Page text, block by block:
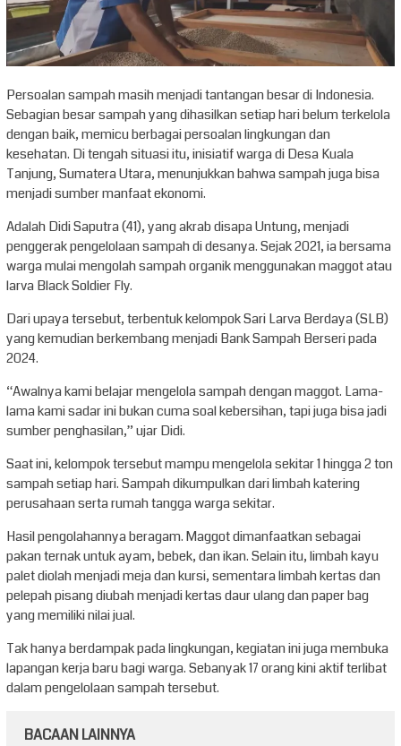
Persoalan sampah masih menjadi tantangan besar di Indonesia.
Sebagian besar sampah yang dihasilkan setiap hari belum terkelola
dengan baik, memicu berbagai persoalan lingkungan dan
kesehatan. Di tengah situasi itu, inisiatif warga di Desa Kuala
Tanjung, Sumatera Utara, menunjukkan bahwa sampah juga bisa
menjadi sumber manfaat ekonomi.
Adalah Didi Saputra (41), yang akrab disapa Untung, menjadi
penggerak pengelolaan sampah di desanya. Sejak 2021, ia bersama
warga mulai mengolah sampah organik menggunakan maggot atau
larva Black Soldier Fly.
Dari upaya tersebut, terbentuk kelompok Sari Larva Berdaya (SLB)
yang kemudian berkembang menjadi Bank Sampah Berseri pada
2024.
“Awalnya kami belajar mengelola sampah dengan maggot. Lama-
lama kami sadar ini bukan cuma soal kebersihan, tapi juga bisa jadi
sumber penghasilan,” ujar Didi.
Saat ini, kelompok tersebut mampu mengelola sekitar 1 hingga 2 ton
sampah setiap hari. Sampah dikumpulkan dari limbah katering
perusahaan serta rumah tangga warga sekitar.
Hasil pengolahannya beragam. Maggot dimanfaatkan sebagai
pakan ternak untuk ayam, bebek, dan ikan. Selain itu, limbah kayu
palet diolah menjadi meja dan kursi, sementara limbah kertas dan
pelepah pisang diubah menjadi kertas daur ulang dan paper bag
yang memiliki nilai jual.
Tak hanya berdampak pada lingkungan, kegiatan ini juga membuka
lapangan kerja baru bagi warga. Sebanyak 17 orang kini aktif terlibat
dalam pengelolaan sampah tersebut.
BACAAN LAINNYA